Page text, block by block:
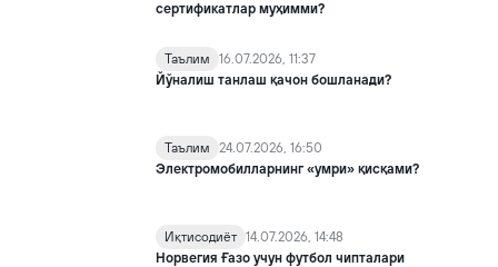
сертификатлар муҳимми?
Таълим
16.07.2026, 11:37
Йўналиш танлаш қачон бошланади?
Таълим
24.07.2026, 16:50
Электромобилларнинг «умри» қисқами?
Иқтисодиёт 14.07.2026, 14:48
Норвегия Ғазо учун футбол чипталари